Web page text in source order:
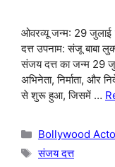
ओवरव्यू जन्म: 29 जुलाई
दत्त उपनाम: संजू बाबा
संजय दत्त का जन्म 29
अभिनेता, निर्माता, और
से शुरू हुआ, जिसमें …
Categories
Bollywood
Tags
संजय दत्त